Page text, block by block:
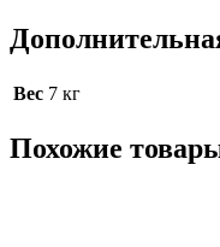
Вес 7 кг
Похожие